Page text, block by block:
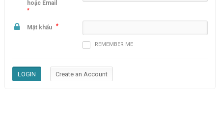
hoặc Email
*
Mật khẩu *
REMEMBER ME